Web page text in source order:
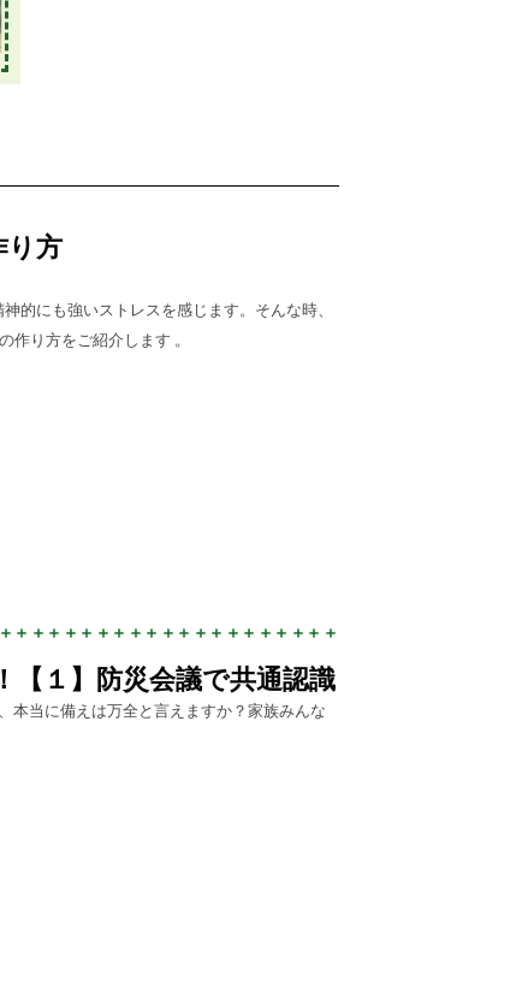
り方
的にも強いストレスを感じます。そんな時、
作り方をご紹介します 。
【１】防災会議で共通認識
本当に備えは万全と言えますか？家族みんな